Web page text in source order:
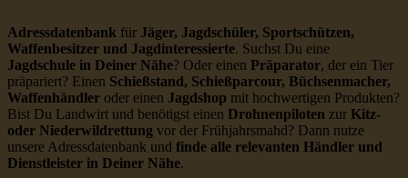
Adressdatenbank für Jäger, Jagdschüler, Sportschützen,
Waffenbesitzer und Jagdinteressierte. Suchst Du eine
Jagdschule in Deiner Nähe? Oder einen Präparator, der ein Tier
präpariert? Einen Schießstand, Schießparcour, Büchsenmacher,
Waffenhändler oder einen Jagdshop mit hochwertigen Produkten?
Bist Du Landwirt und benötigst einen Drohnenpiloten zur Kitz-
oder Niederwildrettung vor der Frühjahrsmahd? Dann nutze
unsere Adressdatenbank und finde alle relevanten Händler und
Dienstleister in Deiner Nähe.